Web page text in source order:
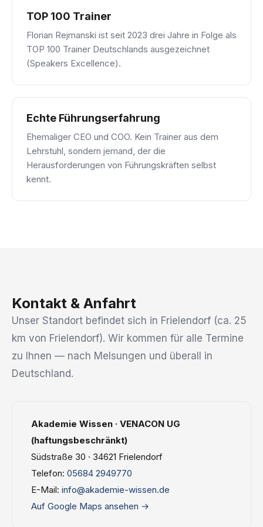
TOP 100 Trainer
Florian Rejmanski ist seit 2023 drei Jahre in Folge als
TOP 100 Trainer Deutschlands ausgezeichnet
(Speakers Excellence).
Echte Führungserfahrung
Ehemaliger CEO und COO. Kein Trainer aus dem
Lehrstuhl, sondern jemand, der die
Herausforderungen von Führungskräften selbst
kennt.
Kontakt & Anfahrt
Unser Standort befindet sich in Frielendorf (ca. 25
km von Frielendorf). Wir kommen für alle Termine
zu Ihnen — nach Melsungen und überall in
Deutschland.
Akademie Wissen · VENACON UG
(haftungsbeschränkt)
Südstraße 30 · 34621 Frielendorf
Telefon: 05684 2949770
E-Mail: info@akademie-wissen.de
Auf Google Maps ansehen →